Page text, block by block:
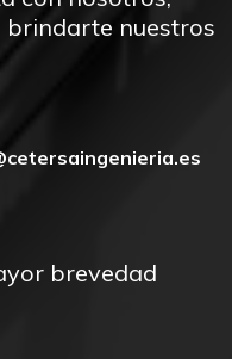
brindarte nuestros
brevedad